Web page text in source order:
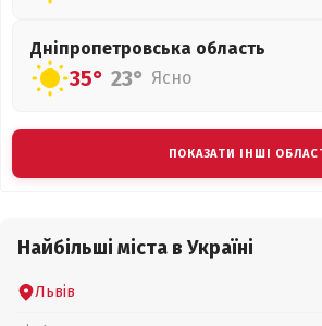
Дніпропетровська область
35° 23° Ясно
ПОКАЗАТИ ІНШІ
Найбільші міста в Україні
Львів